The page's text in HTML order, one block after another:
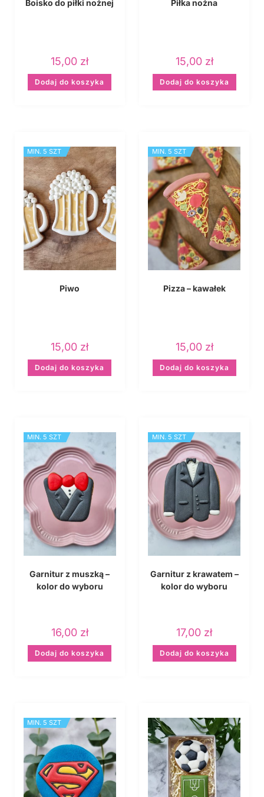
Boisko do piłki nożnej
15,00 zł
Dodaj do koszyka
Piłka nożna
15,00 zł
Dodaj do koszyka
MIN. 5 SZT
Piwo
15,00 zł
Dodaj do koszyka
MIN. 5 SZT
Pizza – kawałek
15,00 zł
Dodaj do koszyka
MIN. 5 SZT
Garnitur z muszką –
kolor do wyboru
16,00 zł
Dodaj do koszyka
MIN. 5 SZT
Garnitur z krawatem –
kolor do wyboru
17,00 zł
Dodaj do koszyka
MIN. 5 SZT